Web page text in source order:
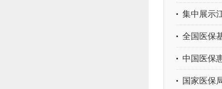
集中展示
全国医保
中国医保
国家医保